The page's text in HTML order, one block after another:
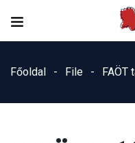
Főoldal File FAÖT